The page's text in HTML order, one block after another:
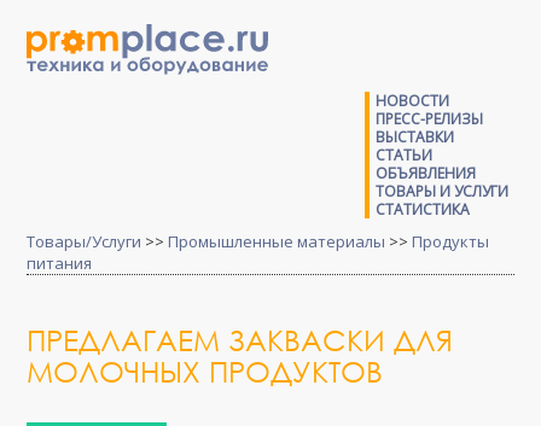
НОВОСТИ
ПРЕСС-РЕЛИЗЫ
ВЫСТАВКИ
СТАТЬИ
ОБЪЯВЛЕНИЯ
ТОВАРЫ И УСЛУГИ
СТАТИСТИКА
Товары/Услуги >> Промышленные материалы >> Продукты
питания
ПРЕДЛАГАЕМ ЗАКВАСКИ ДЛЯ
МОЛОЧНЫХ ПРОДУКТОВ